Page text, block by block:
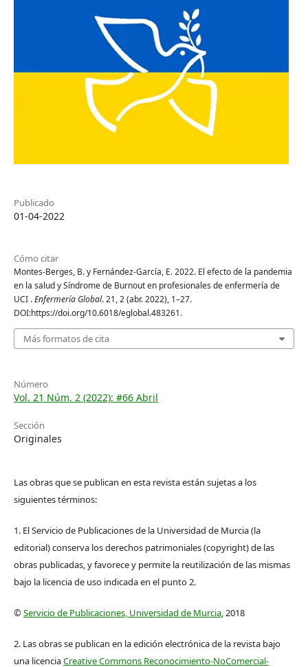
Publicado
01-04-2022
Cómo citar
Montes-Berges, B. y Fernández-García, E. 2022. El efecto de la pandemia
en la salud y Síndrome de Burnout en profesionales de enfermería de
UCI .Enfermería Global. 21, 2 (abr. 2022), 1–27.
DOI:https://doi.org/10.6018/eglobal.483261.
Más formatos de cita
Número
Vol. 21 Núm. 2 (2022): #66 Abril
Sección
Originales
Las obras que se publican en esta revista están sujetas a los
siguientes términos:
1. El Servicio de Publicaciones de la Universidad de Murcia (la
editorial) conserva los derechos patrimoniales (copyright) de las
obras publicadas, y favorece y permite la reutilización de las mismas
bajo la licencia de uso indicada en el punto 2.
©Servicio de Publicaciones, Universidad de Murcia , 2018
2. Las obras se publican en la edición electrónica de la revista bajo
una licenciaCreative Commons Reconocimiento-NoComercial-